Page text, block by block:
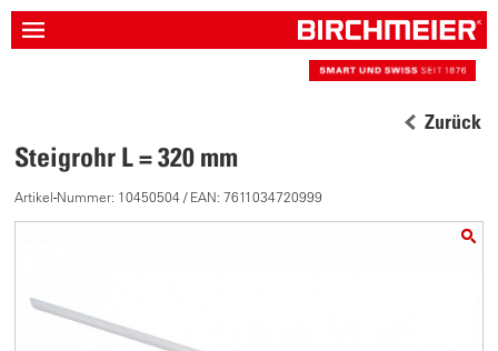
Zurück
Steigrohr L = 320 mm
Artikel-Nummer: 10450504 / EAN: 7611034720999